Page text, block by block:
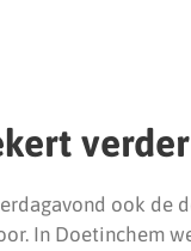
ook de
In Doetinchem